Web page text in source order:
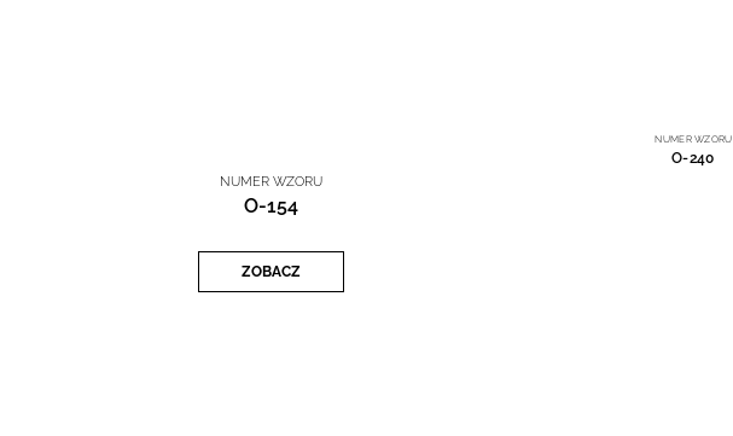
NUMER WZORU
O-154
ZOBACZ
NUMER WZORU
O-240